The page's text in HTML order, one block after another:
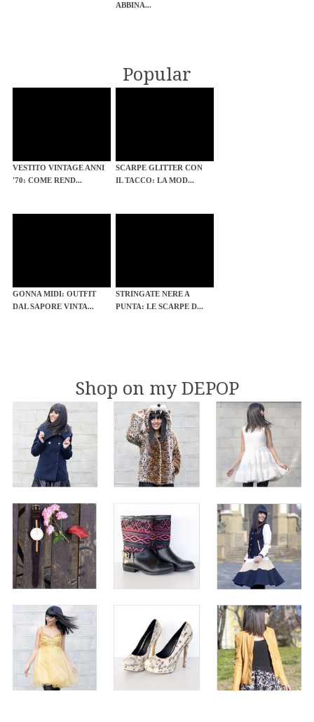
ABBINA...
Popular
VESTITO VINTAGE ANNI
'70: COME REND...
SCARPE GLITTER CON
IL TACCO: LA MOD...
GONNA MIDI: OUTFIT
DAL SAPORE VINTA...
STRINGATE NERE A
PUNTA: LE SCARPE D...
Shop on my DEPOP